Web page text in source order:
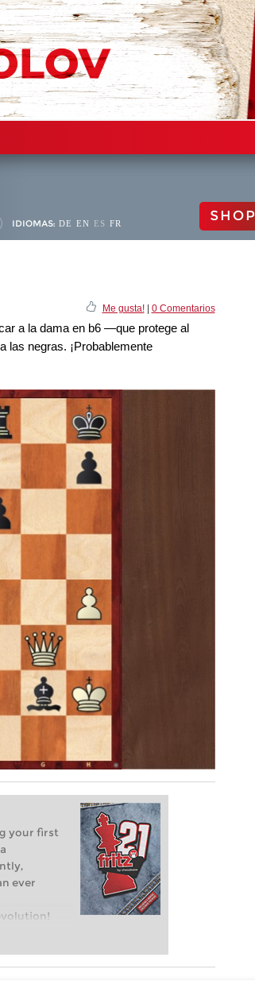
IDIOMAS: DE EN ES FR SHOP
Me gusta!| 0 Comentarios
a la dama en b6 —que protege al
las negras. ¡Probablemente
your first
ever
chess,